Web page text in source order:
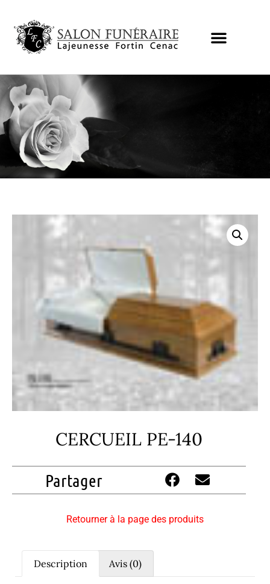
CERCUEIL PE-140
Partager
Retourner à la page des produits
Description Avis (0)